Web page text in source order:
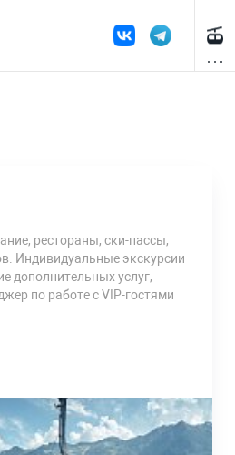
рестораны, ски-пассы,
Индивидуальные экскурсии
дополнительных услуг,
по работе с VIP-гостями